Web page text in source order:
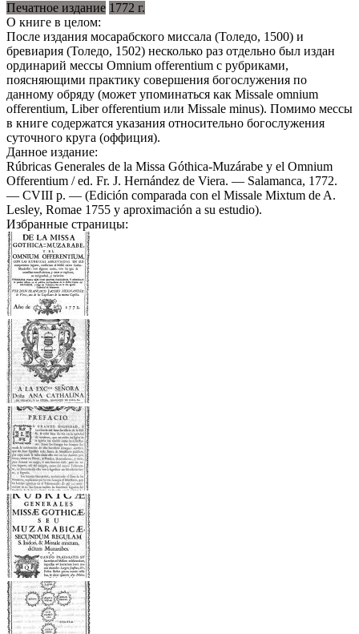
Печатное издание 1772 г.
О книге в целом:
После издания мосарабского миссала (Толедо, 1500) и
бревиария (Толедо, 1502) несколько раз отдельно был издан
ординарий мессы Omnium offerentium с рубриками,
поясняющими практику совершения богослужения по
данному обряду (может упоминаться как Missale omnium
offerentium, Liber offerentium или Missale minus). Помимо мессы
в книге содержатся указания относительно богослужения
суточного круга (оффиция).
Данное издание:
Rúbricas Generales de la Missa Góthica-Muzárabe y el Omnium
Offerentium / ed. Fr. J. Hernández de Viera. — Salamanca, 1772.
— CVIII p. — (Edición comparada con el Missale Mixtum de A.
Lesley, Romae 1755 y aproximación a su estudio).
Избранные страницы: